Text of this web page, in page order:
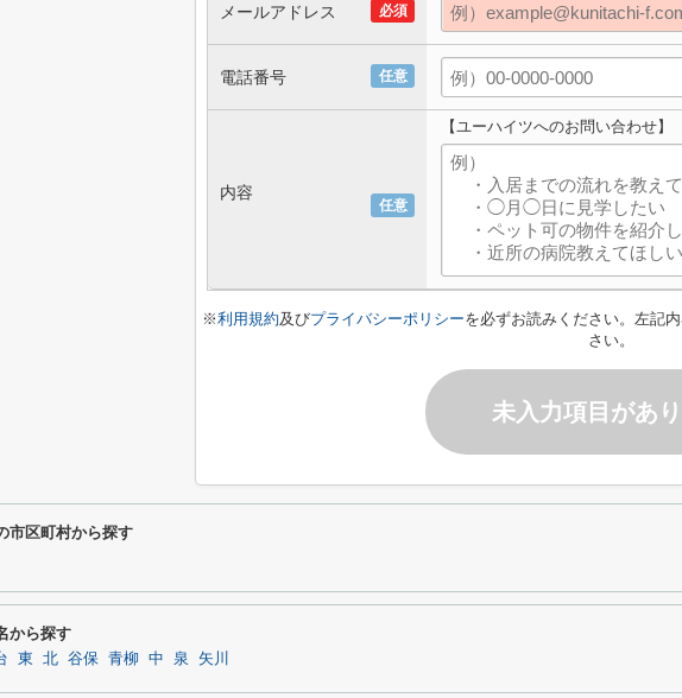
必須
メールアドレス
任意
電話番号
任意
内容
【ユーハイツへのお問い合わせ】
※利用規約及びプライバシーポリシーを必ずお読みください。左記
さい。
未入力項目があ
市区町村から探す
から探す
東 北 谷保 青柳 中 泉 矢川